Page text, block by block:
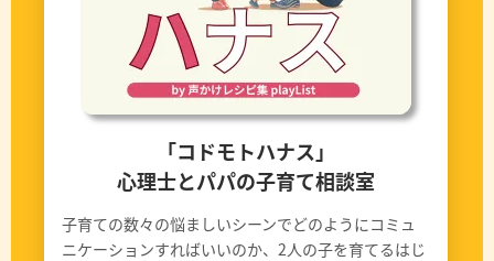
「コドモトハナス」
心理士とパパの子育て相談室
子育ての数々の悩ましいシーンでどのようにコミュ
ニケーションすればいいのか、2人の子を育てるはじ